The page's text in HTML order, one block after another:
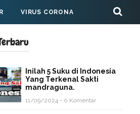
VIRUS CORONA
Inilah 5 Suku di Indonesia
Yang Terkenal Sakti
mandraguna.
11/09/2024 - 0 Komentar